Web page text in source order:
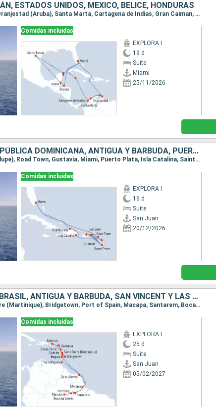
ESTADOS UNIDOS, MÉXICO, BELICE, HONDURAS
Itinerario : Miami, Willemstad(Curaçao), Oranjestad (Aruba), Santa Marta, Cartagena de Indias, Gran Caiman, Miami, Cozumel, Costa Maya, Santo Tomas, Belice, Roatan, Miami
Comidas incluidas
EXPLORA I
19 d
Suite
Miami
25/11/2026
FRANCIA, ESTADOS UNIDOS, REPÚBLICA DOMINICANA, ANTIGUA Y BARBUDA, PUERTO RICO
Itinerario : San Juan, Basse-Terre (Guadalupe), Road Town, Gustavia, Miami, Puerto Plata, Isla Catalina, Saint John's, San Juan, Basse-Terre (Guadalupe), Charlotte Amalie, San Juan
Comidas incluidas
EXPLORA I
16 d
Suite
San Juan
20/12/2026
FRANCIA, TRINIDAD Y TOBAGO, BRASIL, ANTIGUA Y BARBUDA, SAN VINCENT Y LAS GRANADINAS, BARBADOS, SANTA LUCIA, PUERTO RICO
Itinerario : San Juan, Gustavia, Saint-Pierre (Martinique), Bridgetown, Port of Spain, Macapa, Santarem, Boca da Valeria, Manaus, Parintins, , Macapa, Île du Diable, Bequia, Bridgetown, Castries, Gustavia, Basse-Terre (Guadalupe), San Juan
Comidas incluidas
EXPLORA I
25 d
Suite
San Juan
05/02/2027